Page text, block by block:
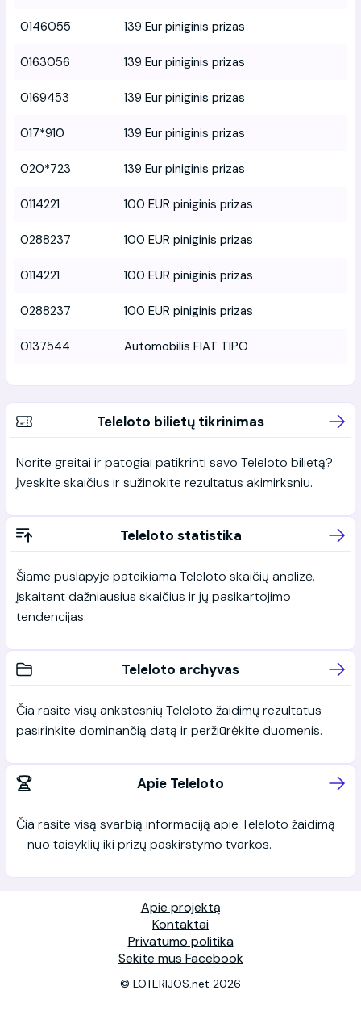
0146055 139 Eur piniginis prizas
0163056 139 Eur piniginis prizas
0169453 139 Eur piniginis prizas
017*910 139 Eur piniginis prizas
020*723 139 Eur piniginis prizas
0114221 100 EUR piniginis prizas
0288237 100 EUR piniginis prizas
0114221 100 EUR piniginis prizas
0288237 100 EUR piniginis prizas
0137544 Automobilis FIAT TIPO
Teleloto bilietų tikrinimas
Norite greitai ir patogiai patikrinti savo Teleloto bilietą?
Įveskite skaičius ir sužinokite rezultatus akimirksniu.
Teleloto statistika
Šiame puslapyje pateikiama Teleloto skaičių analizė,
įskaitant dažniausius skaičius ir jų pasikartojimo
tendencijas.
Teleloto archyvas
Čia rasite visų ankstesnių Teleloto žaidimų rezultatus –
pasirinkite dominančią datą ir peržiūrėkite duomenis.
Apie Teleloto
Čia rasite visą svarbią informaciją apie Teleloto žaidimą
– nuo taisyklių iki prizų paskirstymo tvarkos.
Apie projektą
Kontaktai
Privatumo politika
Sekite mus Facebook
© LOTERIJOS.net 2026